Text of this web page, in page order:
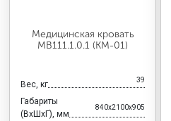
Медицинская кровать
MB111.1.0.1 (KM-01)
Вес, кг 39
Габариты
(ВхШхГ), мм
840x2100x905